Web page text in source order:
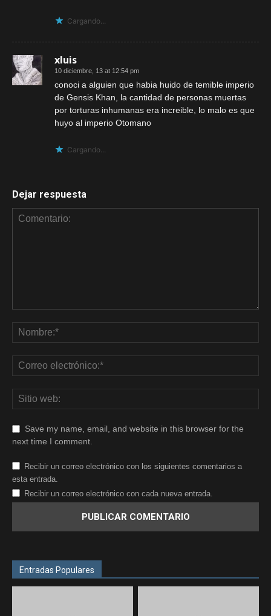
Cargando...
xluis
10 diciembre, 13 at 12:54 pm
conoci a alguien que habia huido de temible imperio
de Gensis Khan, la cantidad de personas muertas
por torturas inhumanas era increible, lo malo es que
huyo al imperio Otomano
Cargando...
Dejar respuesta
Save my name, email, and website in this browser for the
next time I comment.
Recibir un correo electrónico con los siguientes comentarios a
esta entrada.
Recibir un correo electrónico con cada nueva entrada.
Entradas Populares